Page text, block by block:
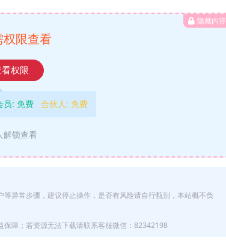
隐藏内容
限查看
权限
员: 免费 合伙人: 免费
解锁查看
异常步骤，建议停止操作，是否有风险请自行甄别，本站概不负
障；若资源无法下载请联系客服微信：82342198